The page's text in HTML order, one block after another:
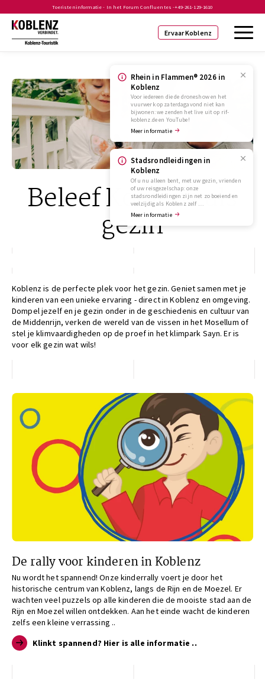
Toeristeninformatie - In het Forum Confluentes -+49-261-129-1610
Ervaar Koblenz
Rhein in Flammen® 2026 in
Koblenz
Voor iedereen die de droneshow en het
vuurwerk op zaterdagavond niet kan
bijwonen: we zenden het live uit op rif-
koblenz.de en YouTube!
Meer informatie
Stadsrondleidingen in
Koblenz
Of u nu alleen bent, met uw gezin, vrienden
of uw reisgezelschap: onze
stadsrondleidingen zijn net zo boeiend en
veelzijdig als Koblenz zelf …
Meer informatie
Beleef Koblenz als
gezin
Koblenz is de perfecte plek voor het gezin. Geniet samen met je
kinderen van een unieke ervaring - direct in Koblenz en omgeving.
Dompel jezelf en je gezin onder in de geschiedenis en cultuur van
de Middenrijn, verken de wereld van de vissen in het Mosellum of
stel je klimvaardigheden op de proef in het klimpark Sayn. Er is
voor elk gezin wat wils!
De rally voor kinderen in Koblenz
Nu wordt het spannend! Onze kinderrally voert je door het
historische centrum van Koblenz, langs de Rijn en de Moezel. Er
wachten veel puzzels op alle kinderen die de mooiste stad aan de
Rijn en Moezel willen ontdekken. Aan het einde wacht de kinderen
zelfs een kleine verrassing ..
Klinkt spannend? Hier is alle informatie ..